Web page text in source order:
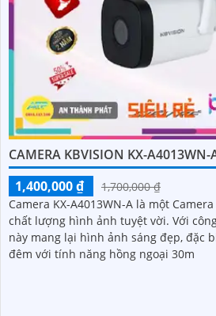
CAMERA KBVISION KX-A4013WN-
1,400,000 ₫
1,700,000 ₫
Camera KX-A4013WN-A là một
chất lượng hình ảnh tuyệt vời. Với công nghệ CMOS, camera
này mang lại hình ảnh sáng đẹp, đặc
đêm với tính năng hồng ngoại 30m